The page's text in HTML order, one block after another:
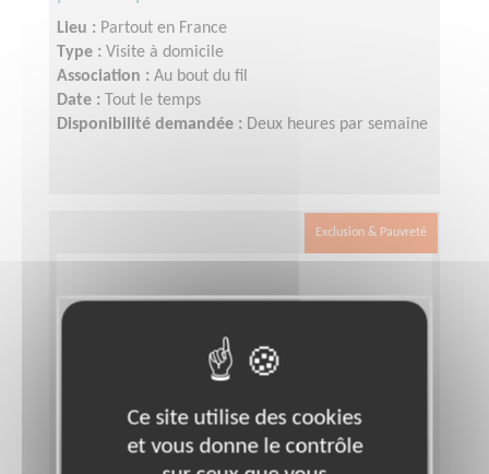
Lieu : Partout en France
Type : Visite à domicile
Association : Au bout du fil
Date :
Tout le temps
Disponibilité demandée : Deux heures par semaine
Exclusion & Pauvreté
Ce site utilise des cookies
et vous donne le contrôle